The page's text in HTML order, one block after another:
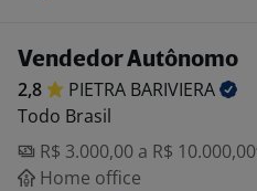
Vendedor Autônomo
2,8 PIETRA BARIVIERA
Todo Brasil
R$ 3.000,00 a R$ 10.000,00
Home office